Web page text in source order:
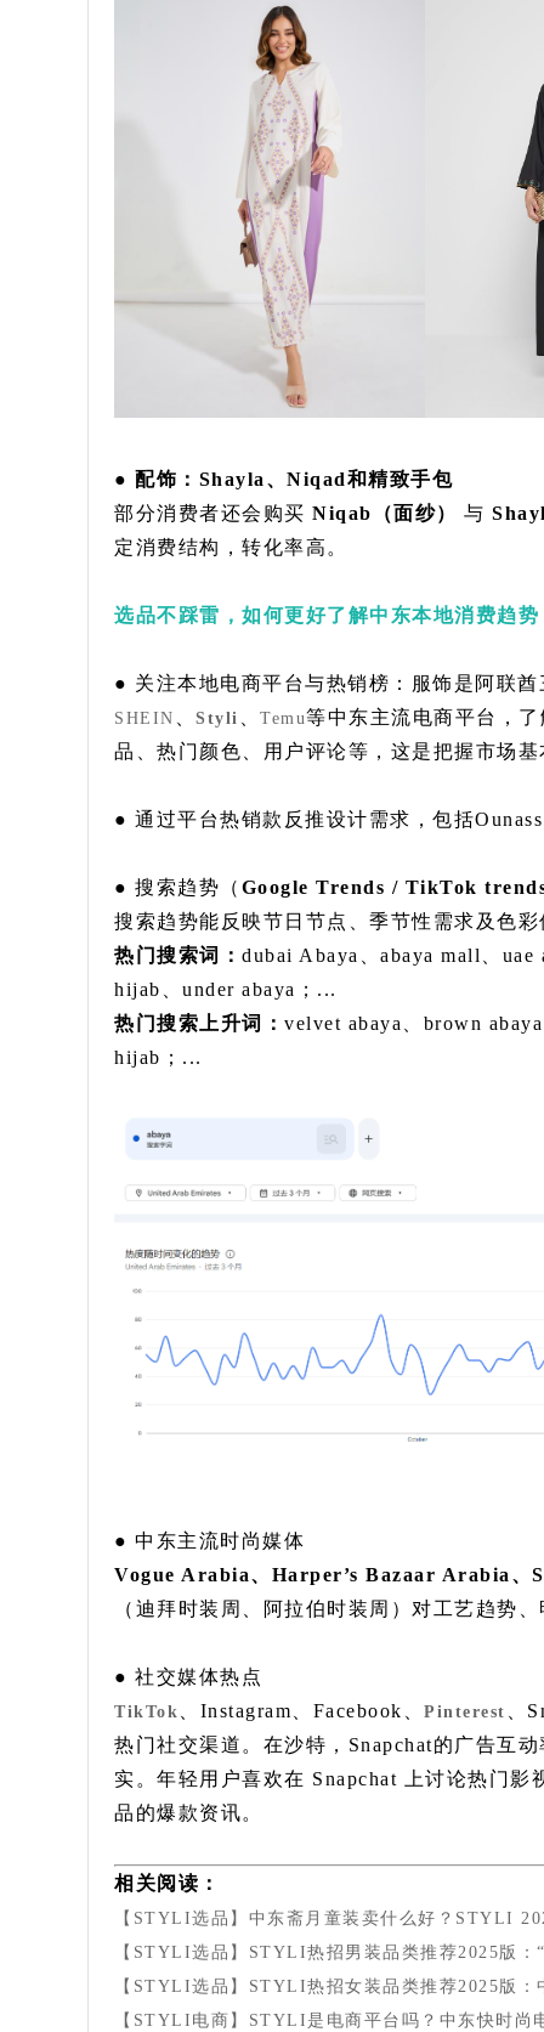
● 配饰：Shayla、Niqad和精致手包
部分消费者还会购买 Niqab（面纱） 与
定消费结构，转化率高。
选品不踩雷，如何更好了解中东本地消费趋势
● 关注本地电商平台与热销榜：服饰是阿联
SHEIN Styli Temu等中东主流电商平台，
品、热门颜色、用户评论等，这是把握市场
● 通过平台热销款反推设计需求，包括
● 搜索趋势（ Google Trends / TikTok
搜索趋势能反映节日节点、季节性需求及色
热门搜索词： dubai Abaya、abaya mall、
hijab、under abaya；...
热门搜索上升词： velvet abaya、brown
hijab；...
● 中东主流时尚媒体
Vogue Arabia、Harper’s Bazaar Arabia、
（迪拜时装周、阿拉伯时装周）对工艺趋势
● 社交媒体热点
TikTok 、Instagram、Facebook、 Pinterest
、
热门社交渠道。在沙特，Snapchat的广告互
实。年轻用户喜欢在 Snapchat 上讨论热门
品的爆款资讯。
相关阅读：
【STYLI选品】中东斋月童装卖什么好？STYLI
【STYLI选品】STYLI热招男装品类推荐2025版：
【STYLI选品】STYLI热招女装品类推荐2025版：
【STYLI电商】STYLI是电商平台吗？中东快时尚